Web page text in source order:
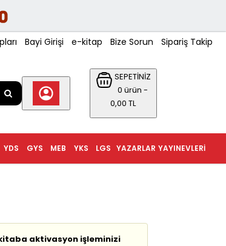
Bayi Girişi e-kitap Bize Sorun Sipariş Takip
SEPETİNİZ
0 ürün -
0,00 TL
YAYINEVLERI
YAZARLAR
LGS
YKS
MEB
GYS
YDS
aktivasyon işleminizi